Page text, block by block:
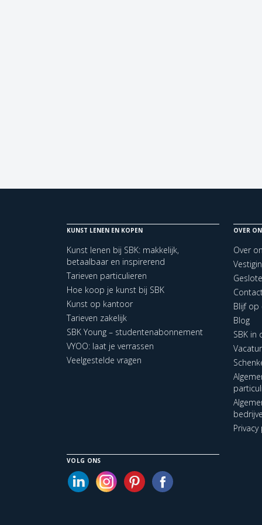
KUNST LENEN EN KOPEN
Kunst lenen bij SBK: makkelijk,
betaalbaar en inspirerend
Tarieven particulieren
Hoe koop je kunst bij SBK
Kunst op kantoor
Tarieven zakelijk
SBK Young – studentenabonnement
VYOO: laat je verrassen
Veelgestelde vragen
OVER
Over
Blijf op
Blog
SBK in
VOLG ONS